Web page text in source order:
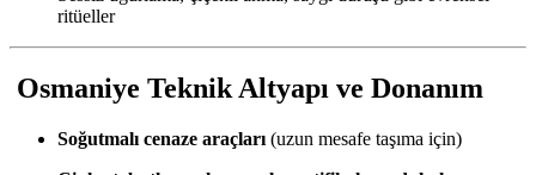
ritüeller
Osmaniye Teknik Altyapı ve Donanım
Soğutmalı cenaze araçları (uzun mesafe taşıma için)